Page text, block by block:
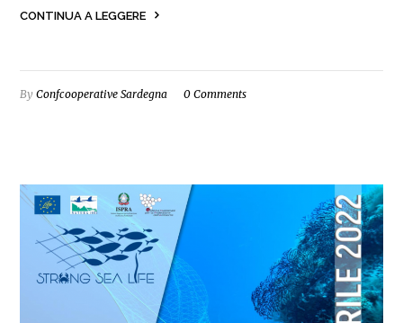
CONTINUA A LEGGERE
ByConfcooperative Sardegna 0 Comments